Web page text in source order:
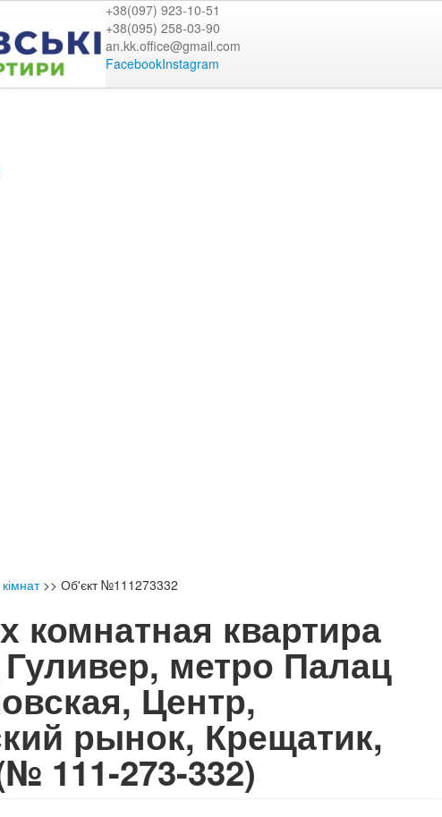
+38(097) 923-10-51
+38(095) 258-03-90
an.kk.office@gmail.com
FacebookInstagram
>> Об'єкт №111273332
комнатная квартира
метро Палац
Центр,
рынок, Крещатик,
111-273-332)